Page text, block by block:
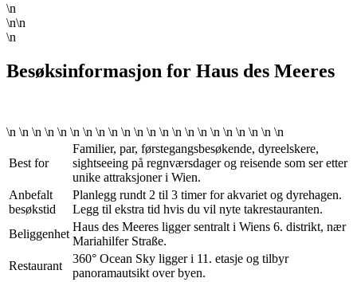
\n
\n\n
\n
Besøksinformasjon for Haus des Meeres
\n \n \n \n \n \n \n \n \n \n \n \n \n \n \n \n \n \n \n \n \n \n
Best for
Familier, par, førstegangsbesøkende, dyreelskere,
sightseeing på regnværsdager og reisende som ser etter
unike attraksjoner i Wien.
Anbefalt
besøkstid
Planlegg rundt 2 til 3 timer for akvariet og dyrehagen.
Legg til ekstra tid hvis du vil nyte takrestauranten.
Beliggenhet
Haus des Meeres ligger sentralt i Wiens 6. distrikt, nær
Mariahilfer Straße.
Restaurant
360° Ocean Sky ligger i 11. etasje og tilbyr
panoramautsikt over byen.